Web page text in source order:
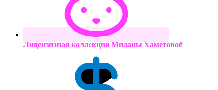
Лицензионая коллекция Миланы Хаметовой